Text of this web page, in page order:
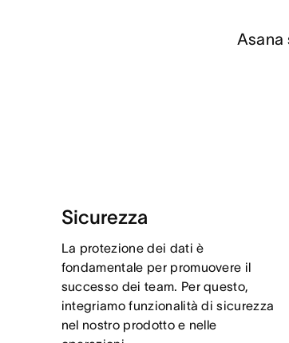
Asana
Sicurezza
La protezione dei dati è
fondamentale per promuovere il
successo dei team. Per questo,
integriamo funzionalità di sicurezza
nel nostro prodotto e nelle